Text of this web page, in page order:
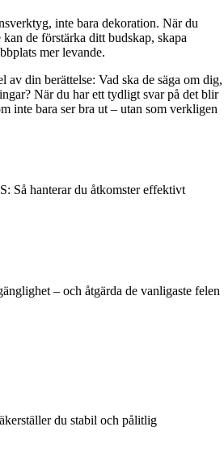
inte bara dekoration. När du
de förstärka ditt budskap, skapa
mer levande.
av din berättelse: Vad ska de säga om dig,
När du har ett tydligt svar på det blir
inte bara ser bra ut – utan som verkligen
Så hanterar du åtkomster effektivt
– och åtgärda de vanligaste felen
du stabil och pålitlig